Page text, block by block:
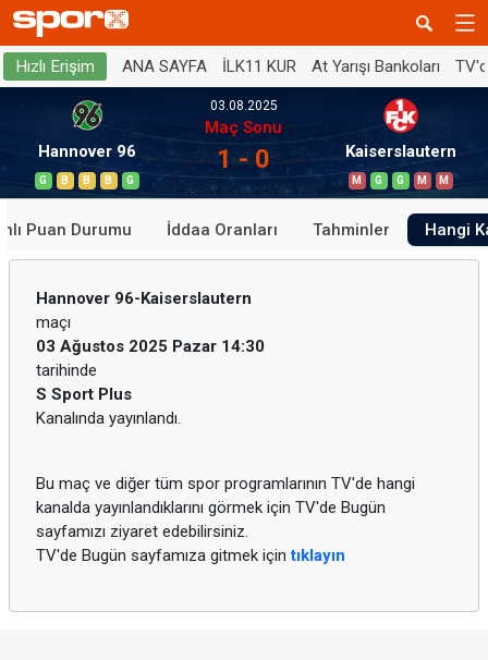
Hızlı Erişim ANA SAYFA İLK11 KUR At Yarışı Bankoları
Hannover 96
G B B B G
03.08.2025
Maç Sonu
1 - 0 Kaiserslautern
M G G M M
Puan Durumu İddaa Oranları Tahminler Hangi
Hannover 96-Kaiserslautern
maçı
03 Ağustos 2025 Pazar 14:30
tarihinde
S Sport Plus
Kanalında yayınlandı.
Bu maç ve diğer tüm spor programlarının TV'de hangi
kanalda yayınlandıklarını görmek için TV'de Bugün
sayfamızı ziyaret edebilirsiniz.
TV'de Bugün sayfamıza gitmek içintıklayın